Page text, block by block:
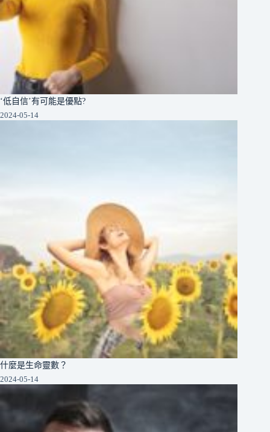
‘低自信’有可能是優點?
2024-05-14
什麼是生命靈數？
2024-05-14